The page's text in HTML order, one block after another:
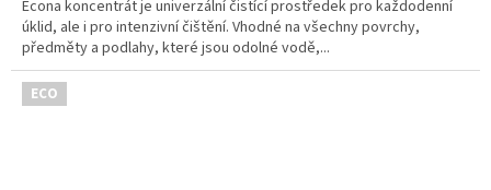
Econa koncentrát je univerzální čistící prostředek pro každodenní
úklid, ale i pro intenzivní čištění. Vhodné na všechny povrchy,
předměty a podlahy, které jsou odolné vodě,...
ECO